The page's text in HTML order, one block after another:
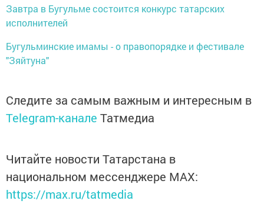
Завтра в Бугульме состоится конкурс татарских
исполнителей
Бугульминские имамы - о правопорядке и фестивале
"Зяйтуна"
Следите за самым важным и интересным в
Telegram-канале Татмедиа
Читайте новости Татарстана в
национальном мессенджере MАХ:
https://max.ru/tatmedia